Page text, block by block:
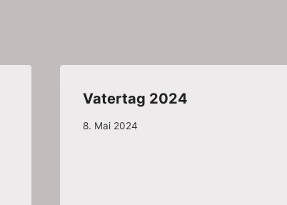
Vatertag 2024
8. Mai 2024